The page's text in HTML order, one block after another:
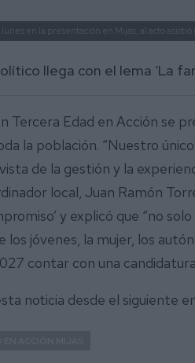
en la presentación en Mijas, al acto
llega con el lema ‘La
Tercera Edad en Acción se
la población. “Nuestro
de la gestión y la
local, Juan Ramón
y explicó que “no
los jóvenes, la mujer, los
contar con una
noticia desde el siguiente